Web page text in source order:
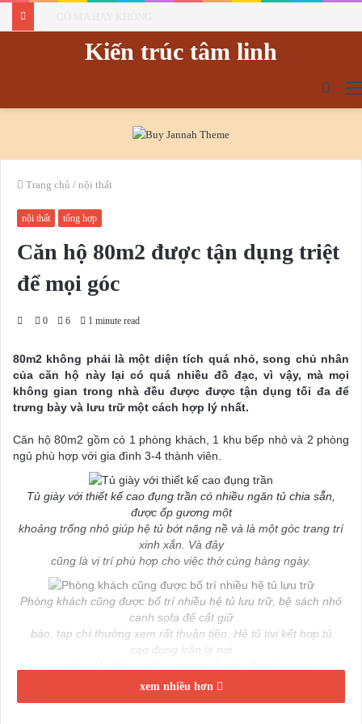
Kiến trúc tâm linh
tìm
kiếm
Trang chủ / nội thất
nội thất tổng hợp
Căn hộ 80m2 được tận dụng triệt
để mọi góc
0 6 1 minute read
80m2 không phải là một diện tích quá nhỏ, song chủ nhân
của căn hộ này lại có quá nhiều đồ đạc, vì vậy, mà mọi
không gian trong nhà đều được được tận dụng tối đa để
trưng bày và lưu trữ một cách hợp lý nhất.
Căn hộ 80m2 gồm có 1 phòng khách, 1 khu bếp nhỏ và 2 phòng
ngủ phù hợp với gia đình 3-4 thành viên.
Tủ giày với thiết kế cao đụng trần có nhiều ngăn tủ chia sẵn,
được ốp gương một
khoảng trống nhỏ giúp hệ tủ bớt nặng nề và là một góc trang trí
xinh xắn. Và đây
cũng là vị trí phù hợp cho việc thờ cúng hàng ngày.
Phòng khách cũng được bố trí nhiều hệ tủ lưu trữ, bệ sách nhỏ
cạnh sofa để cất giữ
báo, tạp chí thường xem rất thuận tiện. Hệ tủ tivi kết hợp tủ
cao đụng trần là nơi
Khu vực phòng khách và bàn ăn được ngăn cách bằng vách hoa
xem nhiều hơn